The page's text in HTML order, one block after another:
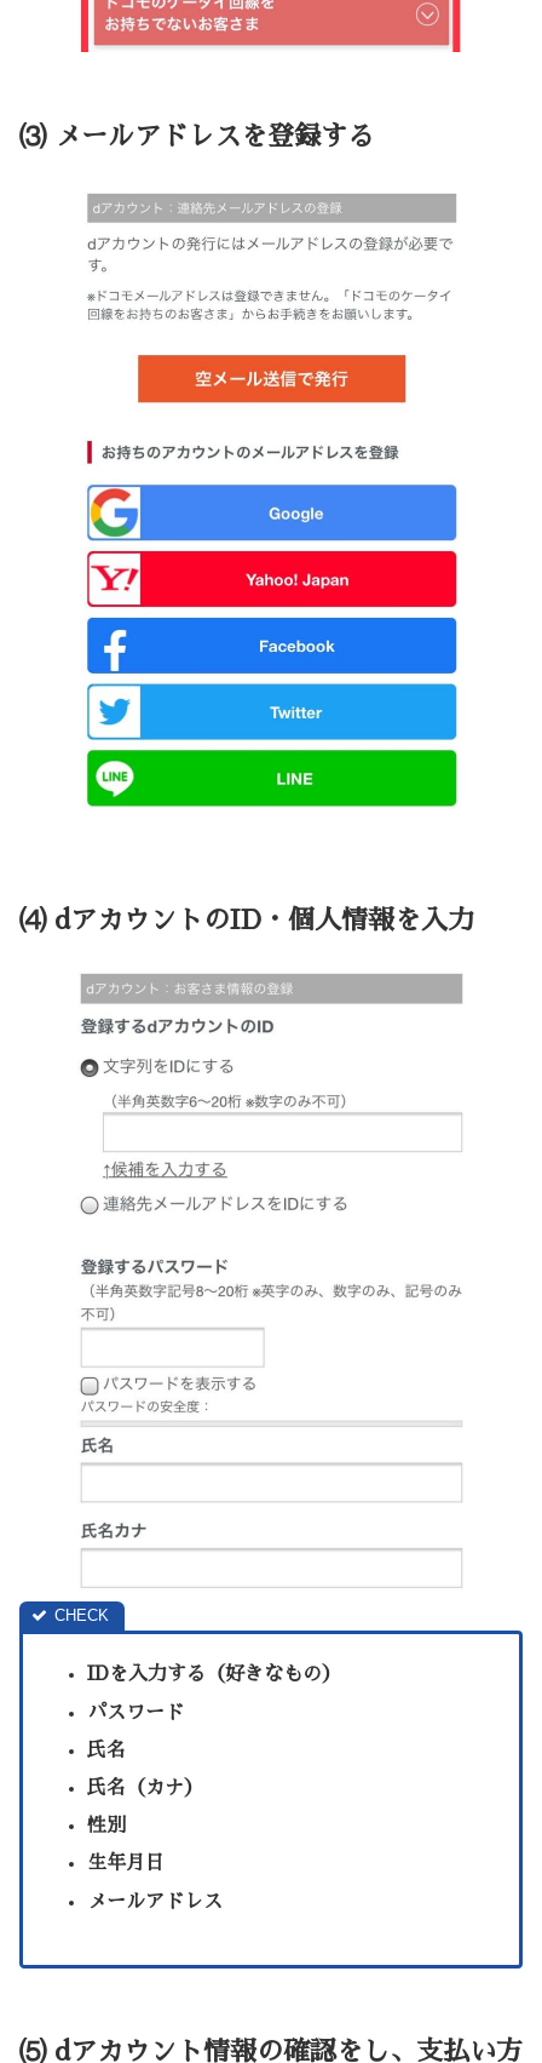
⑶ メールアドレスを登録する
⑷ dアカウントのID・個人情報を入力
IDを入力する（好きなもの）
パスワード
氏名
氏名（カナ）
性別
生年月日
メールアドレス
⑸ dアカウント情報の確認をし、支払い方